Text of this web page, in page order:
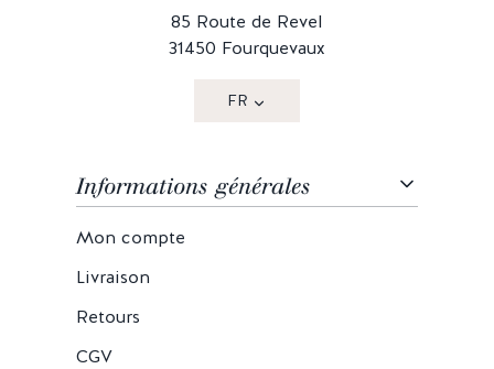
85 Route de Revel
31450 Fourquevaux
FR
Informations générales
Mon compte
Livraison
Retours
CGV